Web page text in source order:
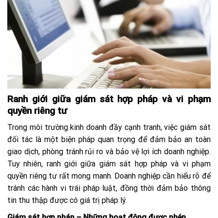
Ranh giới giữa giám sát hợp pháp và vi phạm
quyền riêng tư
Trong môi trường kinh doanh đầy cạnh tranh, việc giám sát
đối tác là một biện pháp quan trọng để đảm bảo an toàn
giao dịch, phòng tránh rủi ro và bảo vệ lợi ích doanh nghiệp.
Tuy nhiên, ranh giới giữa giám sát hợp pháp và vi phạm
quyền riêng tư rất mong manh. Doanh nghiệp cần hiểu rõ để
tránh các hành vi trái pháp luật, đồng thời đảm bảo thông
tin thu thập được có giá trị pháp lý.